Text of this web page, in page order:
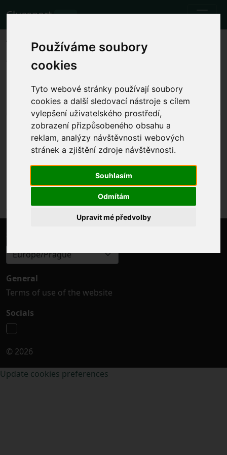
Používáme soubory
cookies
Tyto webové stránky používají soubory
cookies a další sledovací nástroje s cílem
vylepšení uživatelského prostředí,
zobrazení přizpůsobeného obsahu a
reklam, analýzy návštěvnosti webových
stránek a zjištění zdroje návštěvnosti.
Souhlasím
Odmítám
Upravit mé předvolby
Cluesport BETA
The best airfare and tickets for
the Lazio vs Monza football
Fixtures 23.9.2023 Lazio 1 - 1 Monza
Show local match time
Sat 23.9.2023 time will be determined
Stadio Olimpico, Rome (Italy)
Serie A
The event has already happened. However, you can
try another event.
Europe/Prague
General
Terms of use of the website
Socials
© 2026
Update cookies preferences